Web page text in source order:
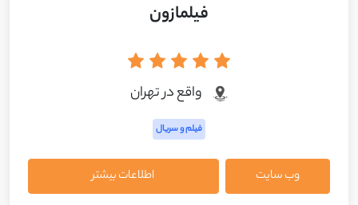
فیلمازون
واقع در تهران
فیلم و سریال
وب سایت اطلاعات بیشتر